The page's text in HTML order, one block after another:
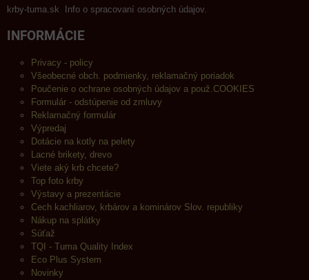
krby-tuma.sk Info o spracovaní osobných údajov.
INFORMÁCIE
Privacy - policy
Všeobecné obch. podmienky, reklamačný poriadok
Poučenie o ochrane osobných údajov a použ.COOKIES
Formulár - odstúpenie od zmluvy
Reklamačný formulár
Výpredaj
Dotácie na kotly na pelety
Lacné brikety, drevo
Viete aký krb chcete?
Top foto krby
Výstavy a prezentácie
Cech kachliarov, krbárov a kominárov Slov. republiky
Nákup na splátky
Súťaž
TQI - Tuma Quality Index
Eco Plus System
Novinky